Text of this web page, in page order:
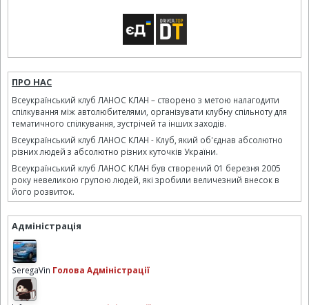
ПРО НАС
Всеукраїнський клуб ЛАНОС КЛАН – створено з метою налагодити
спілкування між автолюбителями, організувати клубну спільноту для
тематичного спілкування, зустрічей та інших заходів.
Всеукраїнський клуб ЛАНОС КЛАН - Клуб, який об'єднав абсолютно
різних людей з абсолютно різних куточків України.
Всеукраїнський клуб ЛАНОС КЛАН був створений 01 березня 2005
року невеликою групою людей, які зробили величезний внесок в
його розвиток.
Адміністрація
SeregaVin Голова Адміністрації